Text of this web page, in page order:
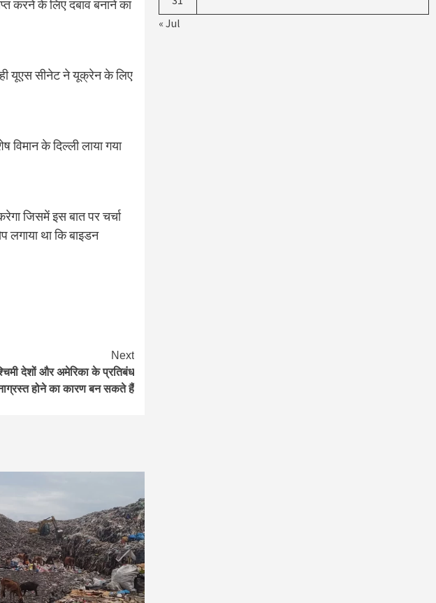
करने के लिए दबाव बनाने का
यूएस सीनेट ने यूक्रेन के लिए
के दिल्ली लाया गया
जिसमें इस बात पर चर्चा
लगाया था कि बाइडन
Next
देशों और अमेरिका के प्रतिबंध
होने का कारण बन सकते हैं
« Jul